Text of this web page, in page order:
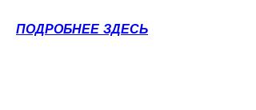
ПОДРОБНЕЕ ЗДЕСЬ